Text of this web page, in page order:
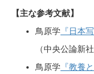
【主な参考文献】
鳥原学 『日本
（中央公論新
鳥原学 『教養